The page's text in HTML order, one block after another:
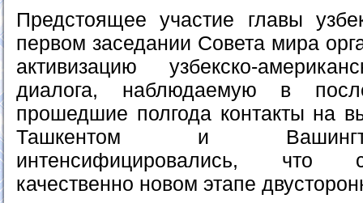
Предстоящее участие главы
первом заседании Совета мира
активизацию узбекско-
диалога, наблюдаемую в
прошедшие полгода контакты на
Ташкентом и
интенсифицировались, что
качественно новом этапе